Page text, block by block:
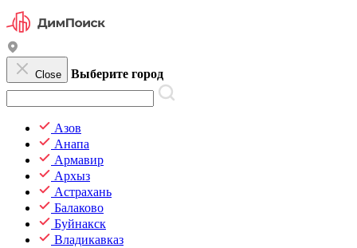
Close Выберите город
Азов
Анапа
Армавир
Архыз
Астрахань
Балаково
Буйнакск
Владикавказ